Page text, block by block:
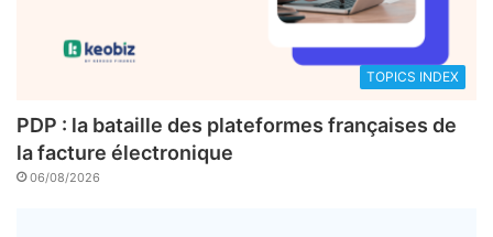
TOPICS INDEX
PDP : la bataille des plateformes françaises de
la facture électronique
06/08/2026